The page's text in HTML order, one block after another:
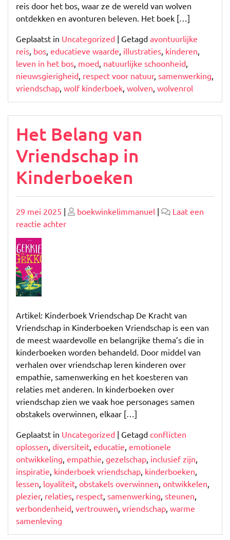
reis door het bos, waar ze de wereld van wolven
ontdekken en avonturen beleven. Het boek […]
Geplaatst in Uncategorized | Getagd avontuurlijke
reis, bos, educatieve waarde, illustraties, kinderen,
leven in het bos, moed, natuurlijke schoonheid,
nieuwsgierigheid, respect voor natuur, samenwerking,
vriendschap, wolf kinderboek, wolven, wolvenrol
Het Belang van
Vriendschap in
Kinderboeken
Geplaatst
op
29 mei 2025 | Geplaatst
boekwinkelimmanuel |
Laat een
reactie achterop
Artikel: Kinderboek Vriendschap De Kracht van
Vriendschap in Kinderboeken Vriendschap is een van
de meest waardevolle en belangrijke thema’s die in
kinderboeken worden behandeld. Door middel van
verhalen over vriendschap leren kinderen over
empathie, samenwerking en het koesteren van
relaties met anderen. In kinderboeken over
vriendschap zien we vaak hoe personages samen
obstakels overwinnen, elkaar […]
Geplaatst in Uncategorized | Getagd conflicten
oplossen, diversiteit, educatie, emotionele
ontwikkeling, empathie, gezelschap, inclusief zijn,
inspiratie, kinderboek vriendschap, kinderboeken,
lessen, loyaliteit, obstakels overwinnen, ontwikkelen,
plezier, relaties, respect, samenwerking, steunen,
verbondenheid, vertrouwen, vriendschap, warme
samenleving